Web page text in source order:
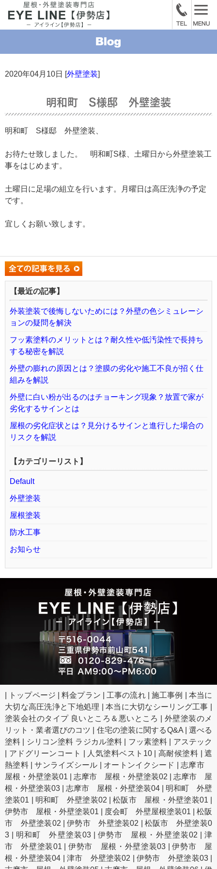
2020年04月10日 [外壁塗装]
明和町 S様邸 外壁塗装
明和町 S様邸 外壁塗装、
お待たせ致しました。 明和町S様、土曜日から外壁塗装工
事をはじめます。
土曜日に足場の組立を行います。月曜日は高圧洗浄の予定
です。
宜しくお願い致します。
【最近の記事】
外装塗装で後悔しないためには？外壁の色シミュレーシ
ョンの疑問を解決
フッ素塗料のメリットとは？耐久性や低汚染性で長持ち
する秘密を解説
外壁の膨れの原因とは？塗膜の劣化や施工不良が招く仕
組みを解説
外壁に白い粉が出るのはチョーキング現象？放置で家が
劣化するサインとは
屋根の劣化症状とは？見分けるサインと進行した場合の
リスクを解説
【カテゴリーリスト】
Default
外壁塗装
屋根塗装
防水工事
お知らせ
トップページ |料金プラン 工事の流れ|施工事例
本当に
大切な高圧洗浄と下地処理 |本当に大切なシーリング工事
塗装会社のタイプ 良いところ＆悪いところ
外壁塗装のメ
リット・業者選びのコツ
住宅の塗装に関するQ&A| 選べる
塗料
シリコン塗料 ラジカル塗料 フッ素塗料
アステック
アドグリーンコート 人気塗料ベスト10| 高耐候塗料
遮
熱塗料|サンライズシール オートンイクシード |志摩市
屋根・外壁塗装01
志摩市 屋根・外壁塗装02
志摩市 屋
根・外壁塗装03
志摩市 屋根・外壁塗装04
明和町 外壁
塗装01
明和町 外壁塗装02 |松阪市 屋根・外壁塗装01
伊勢市 屋根・外壁塗装01
度会町 外壁屋根塗装01
松阪
市 外壁塗装02 |伊勢市 外壁塗装02
松阪市 外壁塗装0
3
明和町 外壁塗装03| 伊勢市 屋根・外壁塗装02 |津
市 外壁塗装01 |伊勢市 屋根・外壁塗装03 |伊勢市 屋
根・外壁塗装04
津市 外壁塗装02 伊勢市 外壁塗装03|